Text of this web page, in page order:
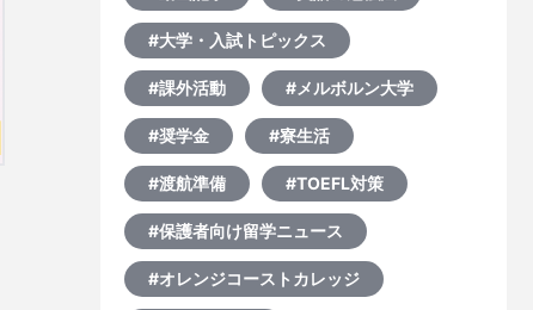
#大学・入試トピックス
#課外活動 #メルボルン大学
#奨学金 #寮生活
#渡航準備 #TOEFL対策
#保護者向け留学ニュース
#オレンジコーストカレッジ